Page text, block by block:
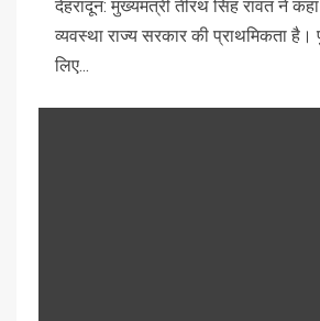
देहरादून: मुख्यमंत्री तीरथ सिंह रावत ने
व्यवस्था राज्य सरकार की प्राथमिकता
लिए...